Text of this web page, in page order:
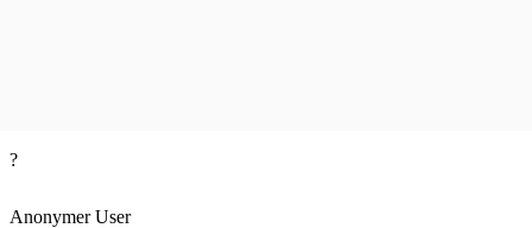
?
Anonymer User